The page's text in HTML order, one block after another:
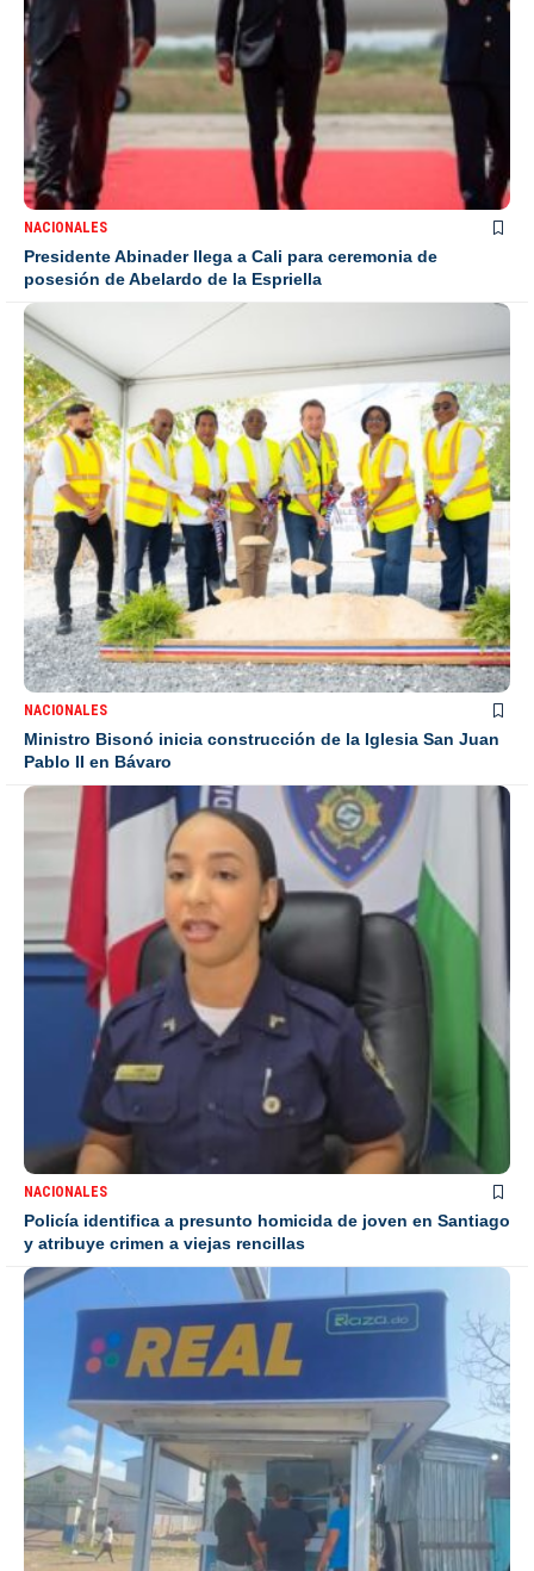
NACIONALES
Presidente Abinader llega a Cali para ceremonia de
posesión de Abelardo de la Espriella
NACIONALES
Ministro Bisonó inicia construcción de la Iglesia San Juan
Pablo II en Bávaro
NACIONALES
Policía identifica a presunto homicida de joven en Santiago
y atribuye crimen a viejas rencillas